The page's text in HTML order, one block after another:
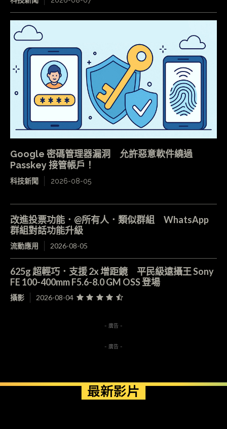
Google 密碼管理器漏洞 允許惡意軟件繞過
Passkey 接管帳戶！
科技新聞 2026-08-05
改進投票功能．@所有人．類似群組 WhatsApp
群組對話功能升級
流動應用 2026-08-05
625g 超輕巧．支援 2x 增距鏡 平民級遠攝王 Sony
FE 100-400mm F5.6-8.0 GM OSS 登場
攝影 2026-08-04
- 廣告 -
- 廣告 -
最新影片